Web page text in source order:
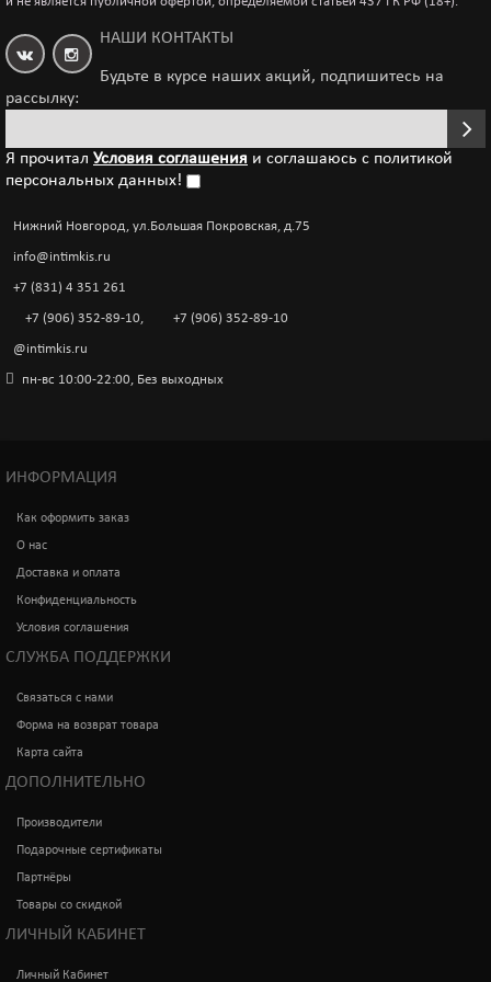
НАШИ КОНТАКТЫ
Будьте в курсе наших акций, подпишитесь на
рассылку:
Я прочитал Условия соглашения и соглашаюсь с политикой
персональных данных!
Нижний Новгород, ул.Большая Покровская, д.75
info@intimkis.ru
+7 (831) 4 351 261
+7 (906) 352-89-10, +7 (906) 352-89-10
@intimkis.ru
пн-вс 10:00-22:00, Без выходных
ИНФОРМАЦИЯ
Как оформить заказ
О нас
Доставка и оплата
Конфиденциальность
Условия соглашения
СЛУЖБА ПОДДЕРЖКИ
Связаться с нами
Форма на возврат товара
Карта сайта
ДОПОЛНИТЕЛЬНО
Производители
Подарочные сертификаты
Партнёры
Товары со скидкой
ЛИЧНЫЙ КАБИНЕТ
Личный Кабинет